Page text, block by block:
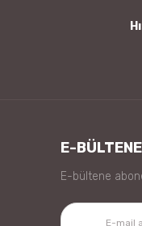
E-
E-bültene